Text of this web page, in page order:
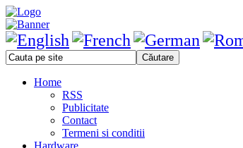
Home
RSS
Publicitate
Contact
Termeni si conditii
Hardware